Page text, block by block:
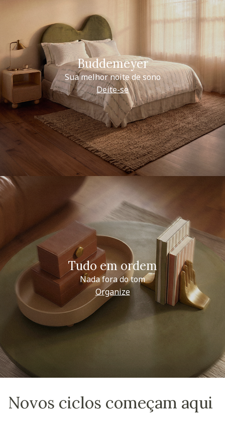
Buddemeyer
Sua melhor noite de sono
Deite-se
Tudo em ordem
Nada fora do tom
Organize
Novos ciclos começam aqui